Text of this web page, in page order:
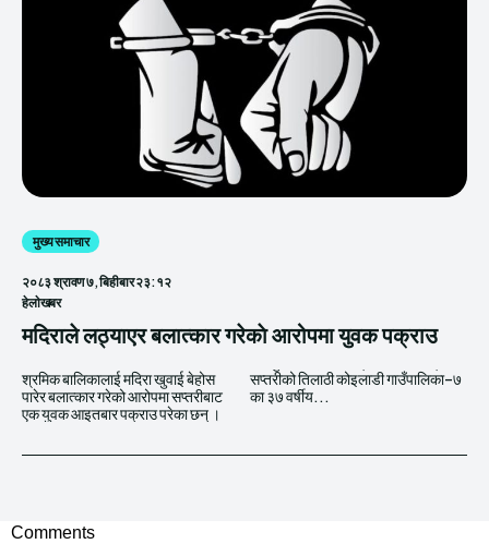
मुख्य समाचार
२०८३ श्रावण ७, बिहीबार २३:१२
हेलाेखबर
मदिराले लठ्याएर बलात्कार गरेकाे आरोपमा युवक पक्राउ
श्रमिक बालिकालाई मदिरा खुवाई बेहोस
पारेर बलात्कार गरेको आरोपमा सप्तरीबाट
एक युवक आइतबार पक्राउ परेका छन् ।
सप्तरीको तिलाठी कोइलाडी गाउँपालिका–७
का ३७ वर्षीय...
Comments